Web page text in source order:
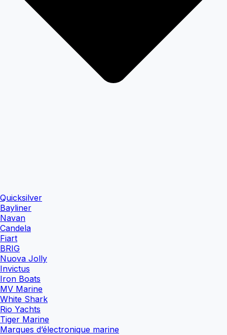
Quicksilver
Bayliner
Navan
Candela
Fiart
BRIG
Nuova Jolly
Invictus
Iron Boats
MV Marine
White Shark
Rio Yachts
Tiger Marine
Marques d’électronique marine